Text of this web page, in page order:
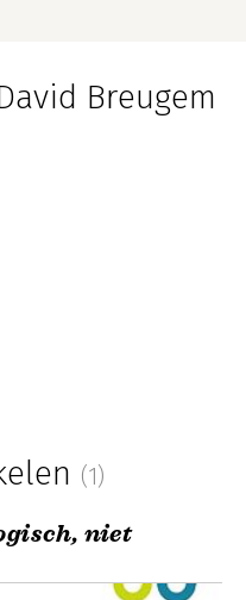
Breugem
(1)
niet